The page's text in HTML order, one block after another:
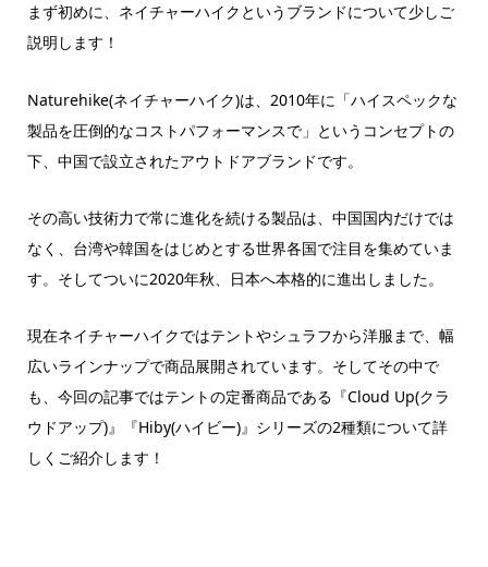
まず初めに、ネイチャーハイクというブランドについて少しご
説明します！
Naturehike(ネイチャーハイク)は、2010年に「ハイスペックな
製品を圧倒的なコストパフォーマンスで」というコンセプトの
下、中国で設立されたアウトドアブランドです。
その高い技術力で常に進化を続ける製品は、中国国内だけでは
なく、台湾や韓国をはじめとする世界各国で注目を集めていま
す。そしてついに2020年秋、日本へ本格的に進出しました。
現在ネイチャーハイクではテントやシュラフから洋服まで、幅
広いラインナップで商品展開されています。そしてその中で
も、今回の記事ではテントの定番商品である『Cloud Up(クラ
ウドアップ)』『Hiby(ハイビー)』シリーズの2種類について詳
しくご紹介します！